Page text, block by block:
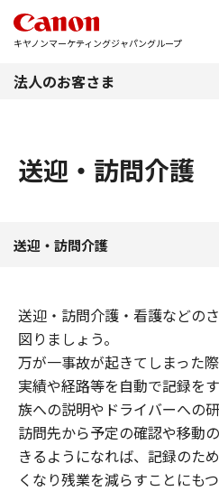
キヤノンマーケティングジャパングループ
法人のお客さま
送迎・訪問介護
送迎・訪問介護
送迎・訪問介護・看護などの
図りましょう。
万が一事故が起きてしまった
実績や経路等を自動で記録を
族への説明やドライバーへの
訪問先から予定の確認や移動
きるようになれば、記録のた
くなり残業を減らすことにもつ